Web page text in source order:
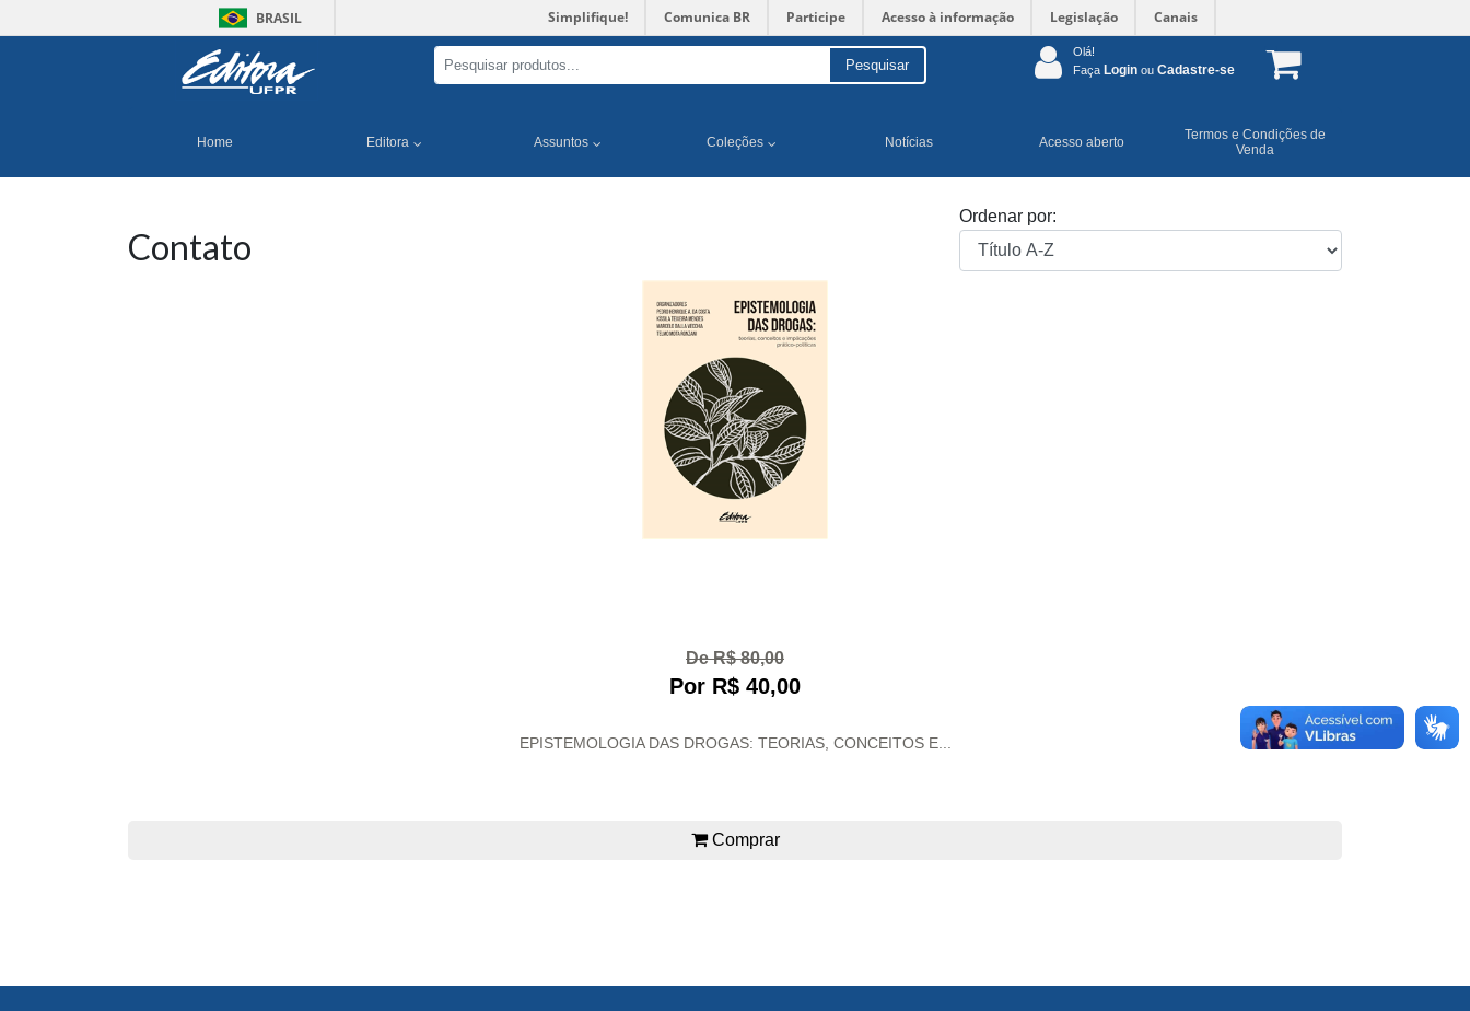
BRASIL Simplifique! Comunica BR Participe Acesso à informação Legislação Canais
Pesquisar
Olá!
Faça Login ou Cadastre-se
Home Editora Assuntos Coleções Notícias Acesso aberto
Termos e Condições de
Venda
Contato
Ordenar por:
De R$ 80,00
Por R$ 40,00
EPISTEMOLOGIA DAS DROGAS: TEORIAS, CONCEITOS E...
Comprar